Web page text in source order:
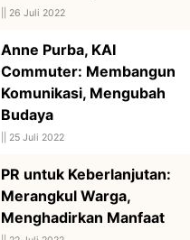
26 Juli 2022
Anne Purba, KAI
Commuter: Membangun
Komunikasi, Mengubah
Budaya
25 Juli 2022
PR untuk Keberlanjutan:
Merangkul Warga,
Menghadirkan Manfaat